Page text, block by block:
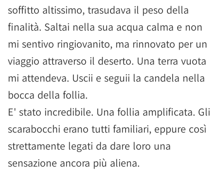
soffitto altissimo, trasudava il peso della
finalità. Saltai nella sua acqua calma e non
mi sentivo ringiovanito, ma rinnovato per un
viaggio attraverso il deserto. Una terra vuota
mi attendeva. Uscii e seguii la candela nella
bocca della follia.
E' stato incredibile. Una follia amplificata. Gli
scarabocchi erano tutti familiari, eppure così
strettamente legati da dare loro una
sensazione ancora più aliena.